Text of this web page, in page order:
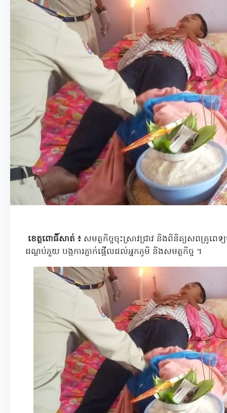
ខេត្តពោធិ៍សាត់ ៖សមត្ថកិច្ចចុះស្រាវជ្រាវ និងពិនិត្យសពគ្រូពេ
ដណ្ដប់ភួយ បង្កការភ្ញាក់ផ្អើលដល់អ្នកភូមិ និងសមត្ថកិច្ច ។